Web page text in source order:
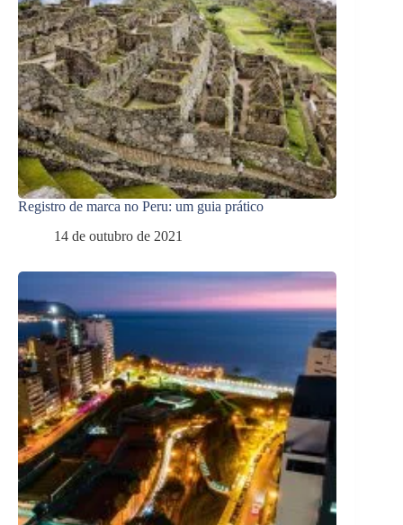
Registro de marca no Peru: um guia prático
14 de outubro de 2021